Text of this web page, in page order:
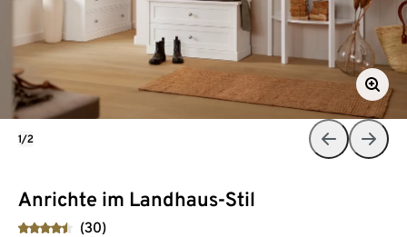
Anrichte im Landhaus-Stil
(30)
1/2